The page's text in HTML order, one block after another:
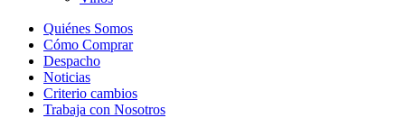
Quiénes Somos
Cómo Comprar
Despacho
Noticias
Criterio cambios
Trabaja con Nosotros